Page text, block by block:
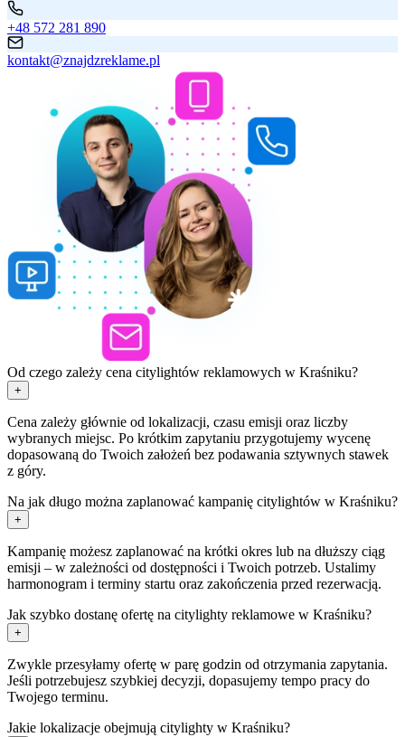
+48 572 281 890
kontakt@znajdzreklame.pl
Od czego zależy cena citylightów reklamowych w Kraśniku?
+
Cena zależy głównie od lokalizacji, czasu emisji oraz liczby
wybranych miejsc. Po krótkim zapytaniu przygotujemy wycenę
dopasowaną do Twoich założeń bez podawania sztywnych stawek
z góry.
Na jak długo można zaplanować kampanię citylightów w Kraśniku?
+
Kampanię możesz zaplanować na krótki okres lub na dłuższy ciąg
emisji – w zależności od dostępności i Twoich potrzeb. Ustalimy
harmonogram i terminy startu oraz zakończenia przed rezerwacją.
Jak szybko dostanę ofertę na citylighty reklamowe w Kraśniku?
+
Zwykle przesyłamy ofertę w parę godzin od otrzymania zapytania.
Jeśli potrzebujesz szybkiej decyzji, dopasujemy tempo pracy do
Twojego terminu.
Jakie lokalizacje obejmują citylighty w Kraśniku?